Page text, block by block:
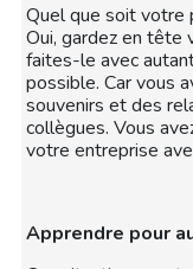
Quel que soit votre
Oui, gardez en tête
faites-le avec
possible. Car vous
souvenirs et des
collègues. Vous
votre entreprise
Apprendre pour